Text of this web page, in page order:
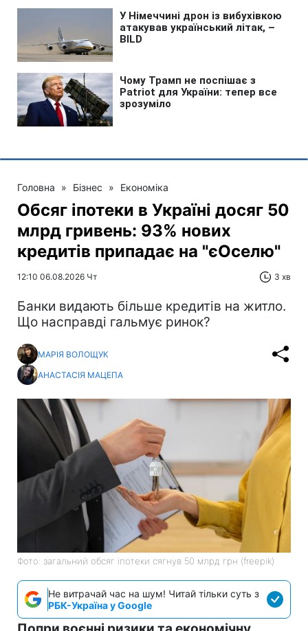
Головна » Бізнес » Економіка
Обсяг іпотеки в Україні досяг 50
млрд гривень: 93% нових
кредитів припадає на "єОселю"
12:10 06.08.2026 Чт 3 хв
Банки видають більше кредитів на житло.
Що насправді гальмує ринок?
МАРІЯ ВОЛОЩУК
АНАСТАСІЯ МАЦЕПА
Фото: загальний обсяг іпотеки сягнув 50 млрд грн (freepik)
Не витрачай час на шум! Читай тільки суть з
РБК-Україна у Google